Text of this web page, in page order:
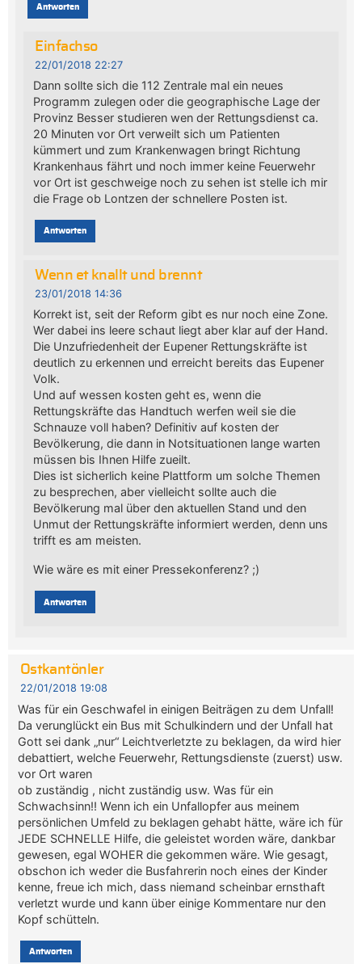
Antworten
Einfachso
22/01/2018 22:27
Dann sollte sich die 112 Zentrale mal ein neues
Programm zulegen oder die geographische Lage der
Provinz Besser studieren wen der Rettungsdienst ca.
20 Minuten vor Ort verweilt sich um Patienten
kümmert und zum Krankenwagen bringt Richtung
Krankenhaus fährt und noch immer keine Feuerwehr
vor Ort ist geschweige noch zu sehen ist stelle ich mir
die Frage ob Lontzen der schnellere Posten ist.
Antworten
Wenn et knallt und brennt
23/01/2018 14:36
Korrekt ist, seit der Reform gibt es nur noch eine Zone.
Wer dabei ins leere schaut liegt aber klar auf der Hand.
Die Unzufriedenheit der Eupener Rettungskräfte ist
deutlich zu erkennen und erreicht bereits das Eupener
Volk.
Und auf wessen kosten geht es, wenn die
Rettungskräfte das Handtuch werfen weil sie die
Schnauze voll haben? Definitiv auf kosten der
Bevölkerung, die dann in Notsituationen lange warten
müssen bis Ihnen Hilfe zueilt.
Dies ist sicherlich keine Plattform um solche Themen
zu besprechen, aber vielleicht sollte auch die
Bevölkerung mal über den aktuellen Stand und den
Unmut der Rettungskräfte informiert werden, denn uns
trifft es am meisten.
Wie wäre es mit einer Pressekonferenz? ;)
Antworten
Ostkantönler
22/01/2018 19:08
Was für ein Geschwafel in einigen Beiträgen zu dem Unfall!
Da verunglückt ein Bus mit Schulkindern und der Unfall hat
Gott sei dank „nur“ Leichtverletzte zu beklagen, da wird hier
debattiert, welche Feuerwehr, Rettungsdienste (zuerst) usw.
vor Ort waren
ob zuständig , nicht zuständig usw. Was für ein
Schwachsinn!! Wenn ich ein Unfallopfer aus meinem
persönlichen Umfeld zu beklagen gehabt hätte, wäre ich für
JEDE SCHNELLE Hilfe, die geleistet worden wäre, dankbar
gewesen, egal WOHER die gekommen wäre. Wie gesagt,
obschon ich weder die Busfahrerin noch eines der Kinder
kenne, freue ich mich, dass niemand scheinbar ernsthaft
verletzt wurde und kann über einige Kommentare nur den
Kopf schütteln.
Antworten